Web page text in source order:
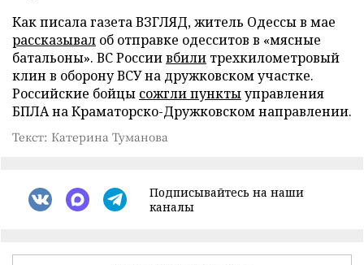
Как писала газета ВЗГЛЯД, житель Одессы в мае
рассказывал об отправке одесситов в «мясные
батальоны». ВС Россиивбили трехкилометровый
клин в оборону ВСУ на дружковском участке.
Российские бойцы сожгли пунктыуправления
БПЛА на Краматорско-Дружковском направлении.
Текст: Катерина Туманова
Подписывайтесь на наши
каналы